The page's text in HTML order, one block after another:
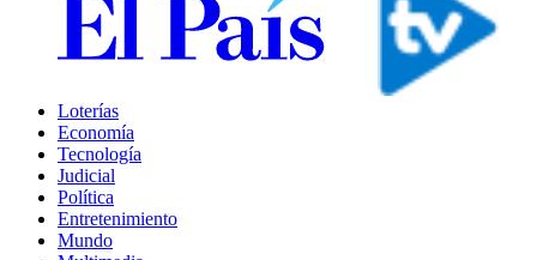
Loterías
Economía
Tecnología
Judicial
Política
Entretenimiento
Mundo